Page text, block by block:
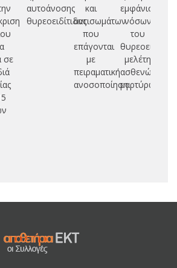
σε
αυτοάνοσης
θυρεοειδίτιδας
και
αντισωμάτων
που
επάγονται
με
πειραματική
ανοσοποίηση
εμφάνιση
νόσων
του
θυρεοειδούς:
μελέτη
ασθενών-
μαρτύρων